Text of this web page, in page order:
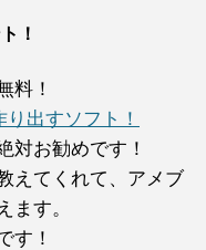
！
料！
出すソフト！
対お勧めです！
えてくれて、アメブ
ます。
す！